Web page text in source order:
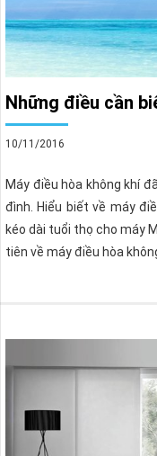
Những điều cần
10/11/2016
Máy điều hòa không khí
đình. Hiểu biết về máy
kéo dài tuổi thọ cho máy
tiên về máy điều hòa